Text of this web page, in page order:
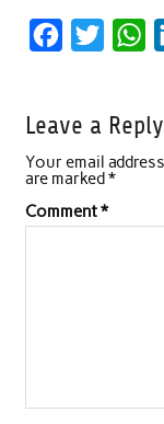
e
b
o
t
e
r
W
t
s
p
Leave a Reply
Your email
are marked*
Comment*